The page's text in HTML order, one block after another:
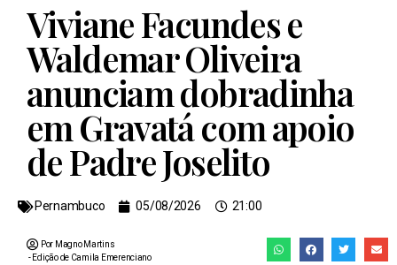
Viviane Facundes e
Waldemar Oliveira
anunciam dobradinha
em Gravatá com apoio
de Padre Joselito
Pernambuco 05/08/2026 21:00
Por Magno Martins
- Edição de Camila Emerenciano